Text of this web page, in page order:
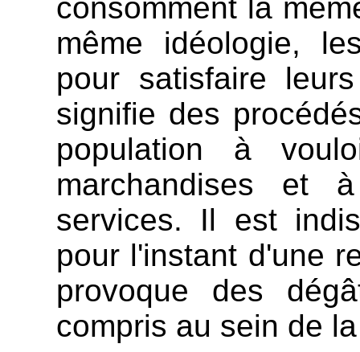
consomment la
même idéologie,
pour satisfaire
signifie des
population à
marchandises et
services. Il est
pour l'instant d'une
provoque des
compris au sein de